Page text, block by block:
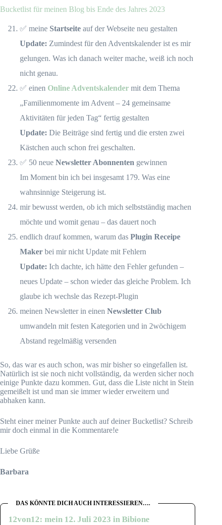
Bucketlist für meinen Blog bis Ende des Jahres 2023
✅ meine Startseite auf der Webseite neu gestalten
Update: Zumindest für den Adventskalender ist es mir
gelungen. Was ich danach weiter mache, weiß ich noch
nicht genau.
✅ einen Online Adventskalender mit dem Thema
„Familienmomente im Advent – 24 gemeinsame
Aktivitäten für jeden Tag“ fertig gestalten
Update: Die Beiträge sind fertig und die ersten zwei
Kästchen auch schon frei geschalten.
✅ 50 neue Newsletter Abonnenten gewinnen
Im Moment bin ich bei insgesamt 179. Was eine
wahnsinnige Steigerung ist.
mir bewusst werden, ob ich mich selbstständig machen
möchte und womit genau – das dauert noch
endlich drauf kommen, warum das Plugin Receipe
Maker bei mir nicht Update mit Fehlern
Update: Ich dachte, ich hätte den Fehler gefunden –
neues Update – schon wieder das gleiche Problem. Ich
glaube ich wechsle das Rezept-Plugin
meinen Newsletter in einen Newsletter Club
umwandeln mit festen Kategorien und in 2wöchigem
Abstand regelmäßig versenden
So, das war es auch schon, was mir bisher so eingefallen ist.
Natürlich ist sie noch nicht vollständig, da werden sicher noch
einige Punkte dazu kommen. Gut, dass die Liste nicht in Stein
gemeißelt ist und man sie immer wieder erweitern und
abhaken kann.
Steht einer meiner Punkte auch auf deiner Bucketlist? Schreib
mir doch einmal in die Kommentare!e
Liebe Grüße
Barbara
DAS KÖNNTE DICH AUCH INTERESSIEREN….
12von12: mein 12. Juli 2023 in Bibione